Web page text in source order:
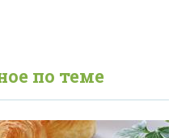
по теме